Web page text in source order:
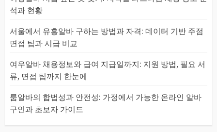
석과 현황
서울에서 유흥알바 구하는 방법과 자격: 데이터 기반 주점
면접 팁과 시급 비교
여우알바 채용정보와 급여 지급일까지: 지원 방법, 필요 서
류, 면접 팁까지 한눈에
룸알바의 합법성과 안전성: 가정에서 가능한 온라인 알바
구인과 초보자 가이드